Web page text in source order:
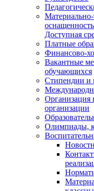
Материально-
Доступная
Платные
Финансово-
Вакантные
обучающихся
Стипендии и
Организация
организации
Олимпиады,